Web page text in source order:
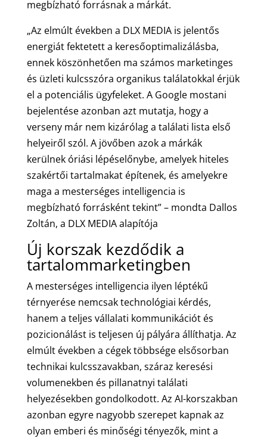
megbízható forrásnak a márkát.
„Az elmúlt években a DLX MEDIA is jelentős
energiát fektetett a keresőoptimalizálásba,
ennek köszönhetően ma számos marketinges
és üzleti kulcsszóra organikus találatokkal érjük
el a potenciális ügyfeleket. A Google mostani
bejelentése azonban azt mutatja, hogy a
verseny már nem kizárólag a találati lista első
helyeiről szól. A jövőben azok a márkák
kerülnek óriási lépéselőnybe, amelyek hiteles
szakértői tartalmakat építenek, és amelyekre
maga a mesterséges intelligencia is
megbízható forrásként tekint” – mondta Dallos
Zoltán, a DLX MEDIA alapítója
Új korszak kezdődik a
tartalommarketingben
A mesterséges intelligencia ilyen léptékű
térnyerése nemcsak technológiai kérdés,
hanem a teljes vállalati kommunikációt és
pozicionálást is teljesen új pályára állíthatja. Az
elmúlt években a cégek többsége elsősorban
technikai kulcsszavakban, száraz keresési
volumenekben és pillanatnyi találati
helyezésekben gondolkodott. Az AI-korszakban
azonban egyre nagyobb szerepet kapnak az
olyan emberi és minőségi tényezők, mint a